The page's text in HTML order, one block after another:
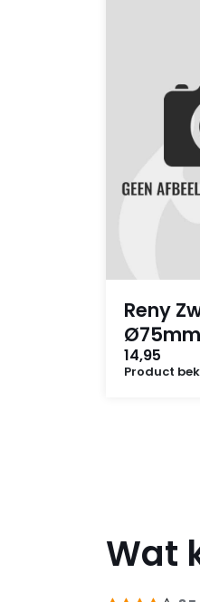
Reny
Ø75mm
14,95
Product
Wat